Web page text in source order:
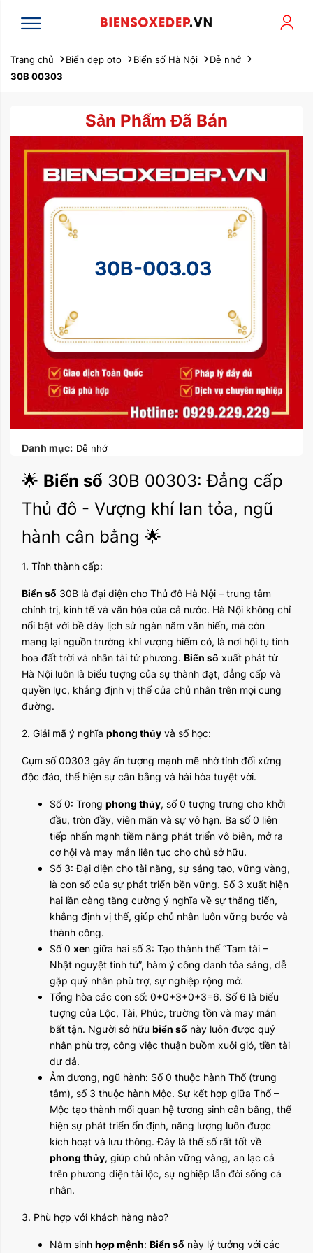
Trang chủ Biển đẹp oto Biển số Hà Nội
Dễ nhớ
30B 00303
Sản Phẩm Đã Bán
30B-003.03
Danh mục: Dễ nhớ
🌟 Biển số 30B 00303: Đẳng cấp
Thủ đô - Vượng khí lan tỏa, ngũ
hành cân bằng 🌟
1. Tỉnh thành cấp:
Biển số 30B là đại diện cho Thủ đô Hà Nội – trung tâm
chính trị, kinh tế và văn hóa của cả nước. Hà Nội không chỉ
nổi bật với bề dày lịch sử ngàn năm văn hiến, mà còn
mang lại nguồn trường khí vượng hiếm có, là nơi hội tụ tinh
hoa đất trời và nhân tài tứ phương. Biển số xuất phát từ
Hà Nội luôn là biểu tượng của sự thành đạt, đẳng cấp và
quyền lực, khẳng định vị thế của chủ nhân trên mọi cung
đường.
2. Giải mã ý nghĩa phong thủy và số học:
Cụm số 00303 gây ấn tượng mạnh mẽ nhờ tính đối xứng
độc đáo, thể hiện sự cân bằng và hài hòa tuyệt vời.
Số 0: Trong phong thủy, số 0 tượng trưng cho khởi
đầu, tròn đầy, viên mãn và sự vô hạn. Ba số 0 liên
tiếp nhấn mạnh tiềm năng phát triển vô biên, mở ra
cơ hội và may mắn liên tục cho chủ sở hữu.
Số 3: Đại diện cho tài năng, sự sáng tạo, vững vàng,
là con số của sự phát triển bền vững. Số 3 xuất hiện
hai lần càng tăng cường ý nghĩa về sự thăng tiến,
khẳng định vị thế, giúp chủ nhân luôn vững bước và
thành công.
Số 0 xen giữa hai số 3: Tạo thành thế “Tam tài –
Nhật nguyệt tinh tú”, hàm ý công danh tỏa sáng, dễ
gặp quý nhân phù trợ, sự nghiệp rộng mở.
Tổng hòa các con số: 0+0+3+0+3=6. Số 6 là biểu
tượng của Lộc, Tài, Phúc, trường tồn và may mắn
bất tận. Người sở hữu biển số này luôn được quý
nhân phù trợ, công việc thuận buồm xuôi gió, tiền tài
dư dả.
Âm dương, ngũ hành: Số 0 thuộc hành Thổ (trung
tâm), số 3 thuộc hành Mộc. Sự kết hợp giữa Thổ –
Mộc tạo thành mối quan hệ tương sinh cân bằng, thể
hiện sự phát triển ổn định, năng lượng luôn được
kích hoạt và lưu thông. Đây là thế số rất tốt về
phong thủy, giúp chủ nhân vững vàng, an lạc cả
trên phương diện tài lộc, sự nghiệp lẫn đời sống cá
nhân.
3. Phù hợp với khách hàng nào?
Năm sinh hợp mệnh: Biển số này lý tưởng với các